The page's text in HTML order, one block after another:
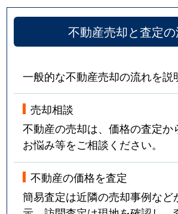
不動産売却と査定
一般的な不動産売却の流れを説
売却相談
不動産の売却は、価格の査定か
お悩み等をご相談ください。
不動産の価格を査定
簡易査定は近隣の売却事例など